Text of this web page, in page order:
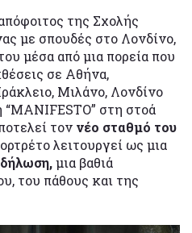
της Σχολής
με σπουδές στο Λονδίνο,
μέσα από μια πορεία που
σε Αθήνα,
Μιλάνο, Λονδίνο
στη στοά
τον νέο σταθμό του
λειτουργεί ως μια
μια βαθιά
του πάθους και της